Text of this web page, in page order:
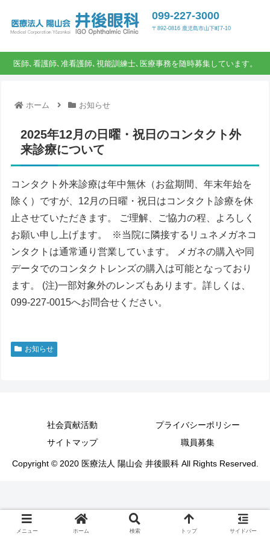
099-227-3000
〒892-0816 鹿児島市山下町7-10
医師､看護師､准看護師､視能訓練士､医療事務を随時募集しています。
ホーム お知らせ
2025年12月の日曜・祝日のコンタクト外
来診療について
コンタクト外来診療は年中無休（お盆期間、年末年始を
除く）ですが、12月の日曜・祝日はコンタクト診療を休
止させていただきます。 ご理解、ご協力の程、よろしく
お願い申し上げます。 ※当院に隣接するリュネメガネコ
ンタクトは通常通り営業しています。 メガネの購入や同
データでのコンタクトレンズの購入は可能となっており
ます。 (注)一部対象外のレンズもあります。詳しくは、
099-227-0015へお問合せください。
お知らせ
社会貢献活動
プライバシーポリシー
サイトマップ
職員募集
Copyright © 2020 医療法人 陽山会 井後眼科 All Rights Reserved.
メニュー ホーム 検索 トップ サイドバー